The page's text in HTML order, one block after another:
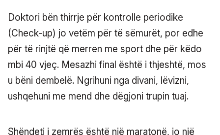
Doktori bën thirrje për kontrolle periodike
(Check-up) jo vetëm për të sëmurët, por edhe
për të rinjtë që merren me sport dhe për këdo
mbi 40 vjeç. Mesazhi final është i thjeshtë, mos
u bëni dembelë. Ngrihuni nga divani, lëvizni,
ushqehuni me mend dhe dëgjoni trupin tuaj.
Shëndeti i zemrës është një maratonë, jo një